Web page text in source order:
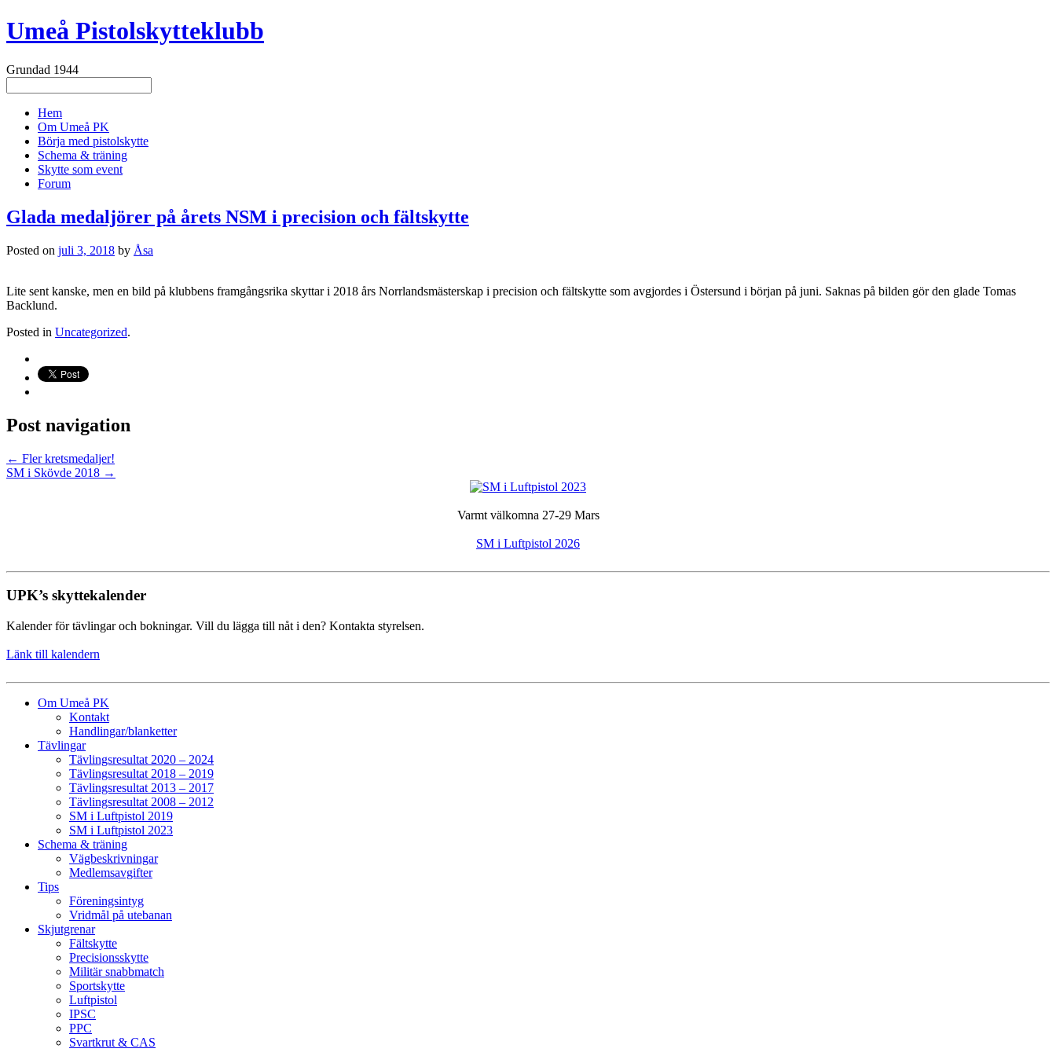
Umeå Pistolskytteklubb
Grundad 1944
Hem
Om Umeå PK
Börja med pistolskytte
Schema & träning
Skytte som event
Forum
Glada medaljörer på årets NSM i precision och fältskytte
Posted on juli 3, 2018 by Åsa
Lite sent kanske, men en bild på klubbens framgångsrika skyttar i 2018 års Norrlandsmästerskap i precision och fältskytte som avgjordes i Östersund i början på juni. Saknas på bilden gör den glade Tomas
Backlund.
Posted in Uncategorized.
Post navigation
← Fler kretsmedaljer!
SM i Skövde 2018 →
Varmt välkomna 27-29 Mars
SM i Luftpistol 2026
UPK’s skyttekalender
Kalender för tävlingar och bokningar. Vill du lägga till nåt i den? Kontakta styrelsen.
Länk till kalendern
Om Umeå PK
Kontakt
Handlingar/blanketter
Tävlingar
Tävlingsresultat 2020 – 2024
Tävlingsresultat 2018 – 2019
Tävlingsresultat 2013 – 2017
Tävlingsresultat 2008 – 2012
SM i Luftpistol 2019
SM i Luftpistol 2023
Schema & träning
Vägbeskrivningar
Medlemsavgifter
Tips
Föreningsintyg
Vridmål på utebanan
Skjutgrenar
Fältskytte
Precisionsskytte
Militär snabbmatch
Sportskytte
Luftpistol
IPSC
PPC
Svartkrut & CAS